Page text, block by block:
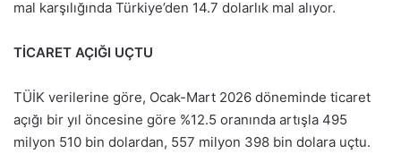
mal karşılığında Türkiye’den 14.7 dolarlık mal alıyor.
TİCARET AÇIĞI UÇTU
TÜİK verilerine göre, Ocak-Mart 2026 döneminde ticaret
açığı bir yıl öncesine göre %12.5 oranında artışla 495
milyon 510 bin dolardan, 557 milyon 398 bin dolara uçtu.